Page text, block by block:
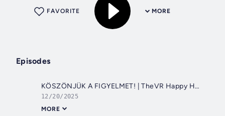
MORE
FAVORITE
Episodes
KÖSZÖNJÜK A FIGYELMET! | TheVR Happy Hour #2000 - 12.20.
12/20/2025
MORE